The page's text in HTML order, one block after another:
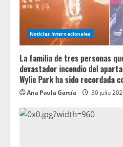
Noticias Internacionales
La familia de tres personas
devastador incendio del
Wylie Park ha sido recordada
Ana Paula García 30 julio